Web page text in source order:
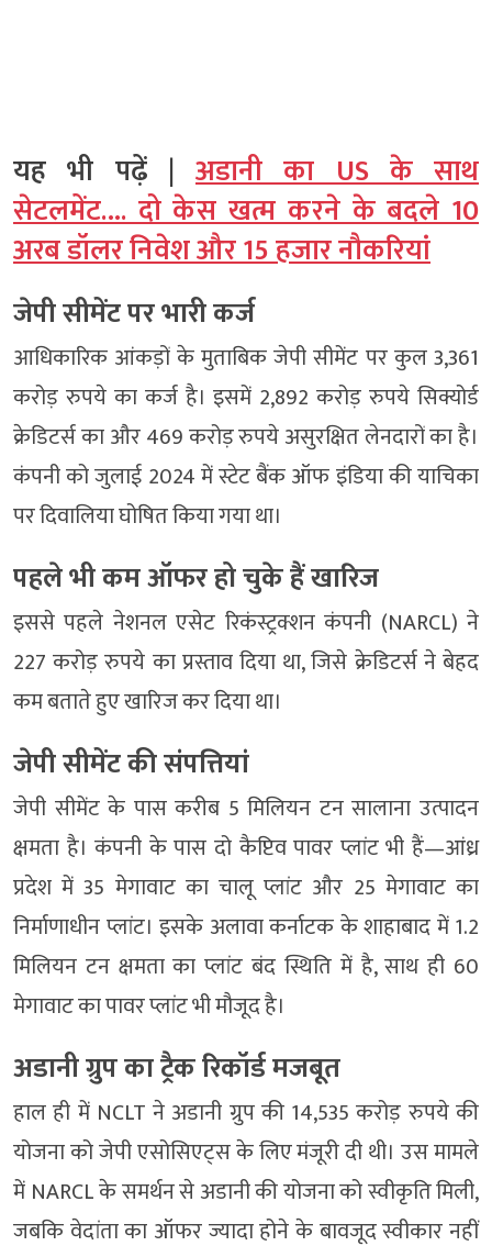
यह भी पढ़ें | अडानी का US के साथ
सेटलमेंट…. दो केस खत्म करने के बदले 10
अरब डॉलर निवेश और 15 हजार नौकरियां
जेपी सीमेंट पर भारी कर्ज
आधिकारिक आंकड़ों के मुताबिक जेपी सीमेंट पर कुल 3,361
करोड़ रुपये का कर्ज है। इसमें 2,892 करोड़ रुपये सिक्योर्ड
क्रेडिटर्स का और 469 करोड़ रुपये असुरक्षित लेनदारों का है।
कंपनी को जुलाई 2024 में स्टेट बैंक ऑफ इंडिया की याचिका
पर दिवालिया घोषित किया गया था।
पहले भी कम ऑफर हो चुके हैं खारिज
इससे पहले नेशनल एसेट रिकंस्ट्रक्शन कंपनी (NARCL) ने
227 करोड़ रुपये का प्रस्ताव दिया था, जिसे क्रेडिटर्स ने बेहद
कम बताते हुए खारिज कर दिया था।
जेपी सीमेंट की संपत्तियां
जेपी सीमेंट के पास करीब 5 मिलियन टन सालाना उत्पादन
क्षमता है। कंपनी के पास दो कैप्टिव पावर प्लांट भी हैं—आंध्र
प्रदेश में 35 मेगावाट का चालू प्लांट और 25 मेगावाट का
निर्माणाधीन प्लांट। इसके अलावा कर्नाटक के शाहाबाद में 1.2
मिलियन टन क्षमता का प्लांट बंद स्थिति में है, साथ ही 60
मेगावाट का पावर प्लांट भी मौजूद है।
अडानी ग्रुप का ट्रैक रिकॉर्ड मजबूत
हाल ही में NCLT ने अडानी ग्रुप की 14,535 करोड़ रुपये की
योजना को जेपी एसोसिएट्स के लिए मंजूरी दी थी। उस मामले
में NARCL के समर्थन से अडानी की योजना को स्वीकृति मिली,
जबकि वेदांता का ऑफर ज्यादा होने के बावजूद स्वीकार नहीं